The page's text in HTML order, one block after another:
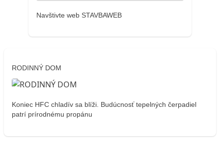
Navštivte web STAVBAWEB
RODINNÝ DOM
Koniec HFC chladív sa blíži. Budúcnosť tepelných čerpadiel
patrí prírodnému propánu